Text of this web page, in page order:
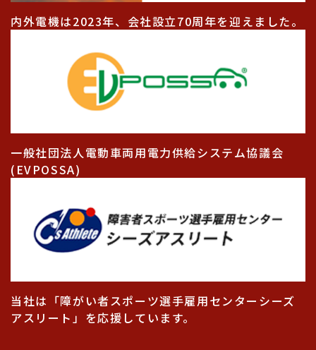
内外電機は2023年、会社設立70周年を迎えました。
一般社団法人電動車両用電力供給システム協議会
(EVPOSSA)
当社は「障がい者スポーツ選手雇用センターシーズ
アスリート」を応援しています。